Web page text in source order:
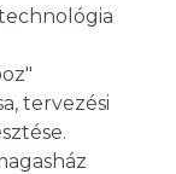
tervezési